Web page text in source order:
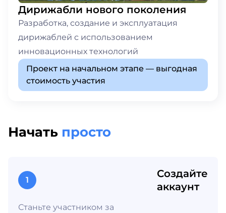
Дирижабли нового поколения
Разработка, создание и эксплуатация
дирижаблей с использованием
инновационных технологий
Проект на начальном этапе — выгодная
стоимость участия
Начать просто
1
Создайте
аккаунт
Станьте участником за